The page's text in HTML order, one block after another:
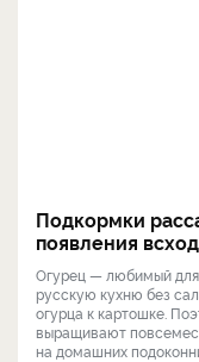
Подкормки
появления
Огурец — любимый
русскую кухню без
огурца к картошке.
выращивают
на домашних